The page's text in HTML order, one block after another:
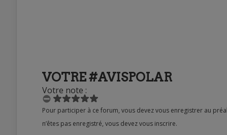
VOTRE #AVISPOLAR
Votre note :
Pour participer à ce forum, vous devez vous enregistrer au préalable. Merci d’indiquer ci-dessous l’identifiant personnel qui vous a été fourni. Si vous
n’êtes pas enregistré, vous devez vous inscrire.